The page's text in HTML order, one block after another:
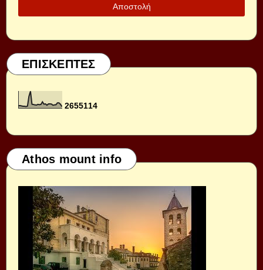
ΕΠΙΣΚΕΠΤΕΣ
2655114
Athos mount info